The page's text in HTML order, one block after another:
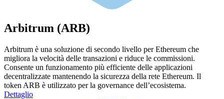
Arbitrum (ARB)
Arbitrum è una soluzione di secondo livello per Ethereum che
migliora la velocità delle transazioni e riduce le commissioni.
Consente un funzionamento più efficiente delle applicazioni
decentralizzate mantenendo la sicurezza della rete Ethereum. Il
token ARB è utilizzato per la governance dell’ecosistema.
Dettaglio